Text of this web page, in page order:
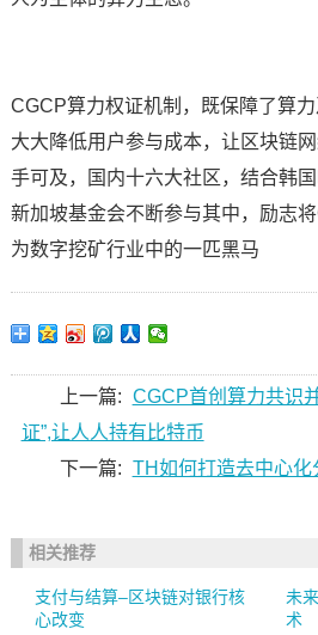
CGCP算力权证机制，既保障了算
大大降低用户参与成本，让区块链
手可及，国内十六大社区，结合韩
新加坡基金会不断参与其中，励志
为数字挖矿行业中的一匹黑马
上一篇: CGCP首创算力共识
证”,让人人持有比特币
下一篇: TH如何打造去中心
相关推荐
支付与结算–区块链对银行核
心改变
未
术